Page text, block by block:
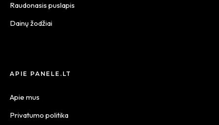
Raudonasis puslapis
Dainų žodžiai
APIE PANELE.LT
Apie mus
Privatumo politika